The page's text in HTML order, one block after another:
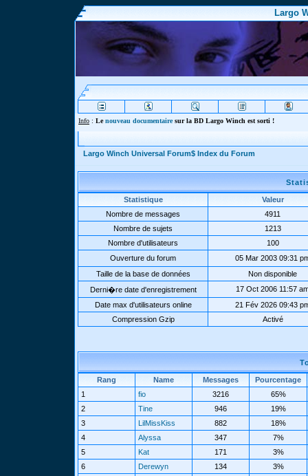
Largo
Info : Lenouveau documentairesur la BD Largo Winch est sorti !
Largo Winch Universal Forum$ Index du Forum
Statistique
Valeur
Nombre de messages
4911
Nombre de sujets
1213
Nombre d'utilisateurs
100
Ouverture du forum
05 Mar 2003 09:31
Taille de la base de données
Non disponible
Derni�re date d'enregistrement
17 Oct 2006 11:57
Date max d'utilisateurs online
21 Fév 2026 09:43
Compression Gzip
Activé
Rang Name Messages
Pourcentage
1
fio 3216
65%
2
Tine 946
19%
3
LilMissKiss 882
18%
4
Alyssa 347
7%
5
Kat 171
3%
6
Derewyn 134
3%